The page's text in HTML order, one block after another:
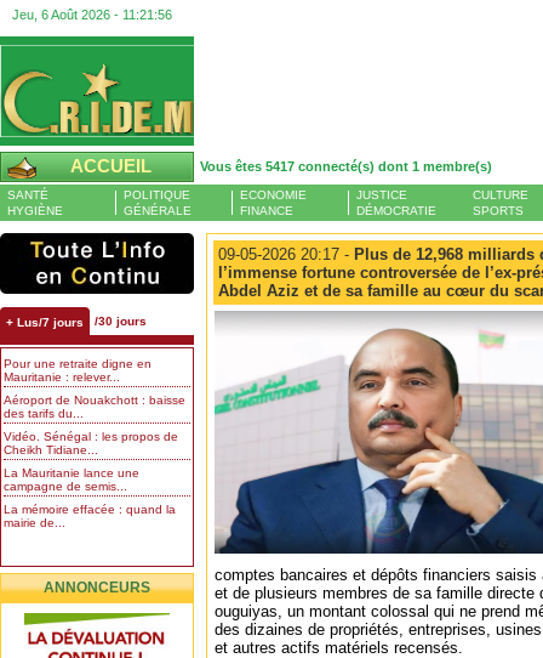
Jeu, 6 Août 2026 - 11:21:57
ACCUEIL Vous êtes 5417 connecté(s) dont 1 membre(s)
SANTÉ
HYGIÈNE
POLITIQUE
GÉNÉRALE
ECONOMIE
FINANCE
JUSTICE
DÉMOCRATIE
CULTURE
SPORTS
+ Lus/7 jours /30 jours
Pour une retraite digne en
Mauritanie : relever...
Aéroport de Nouakchott : baisse
des tarifs du...
Vidéo. Sénégal : les propos de
Cheikh Tidiane...
La Mauritanie lance une
campagne de semis...
La mémoire effacée : quand la
mairie de...
ANNONCEURS
09-05-2026 20:17 - Plus de 12,968 milliards
l’immense fortune controversée de l’ex-
Abdel Aziz et de sa famille au cœur du
comptes bancaires et dépôts financiers saisis
et de plusieurs membres de sa famille directe
ouguiyas, un montant colossal qui ne prend
des dizaines de propriétés, entreprises,
et autres actifs matériels recensés.